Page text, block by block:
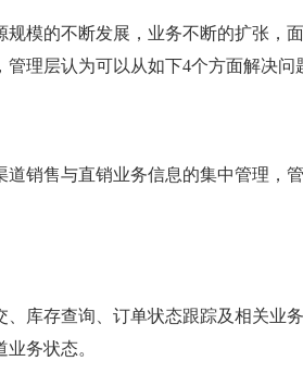
模的不断发展，业务不断的扩张，
理层认为可以从如下4个方面解决问
销售与直销业务信息的集中管理，
库存查询、订单状态跟踪及相关业
务状态。